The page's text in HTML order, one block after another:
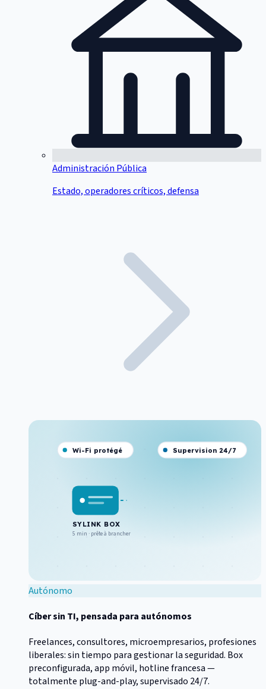
Administración Pública
Estado, operadores críticos, defensa
SYLINK BOX
5 min · prête à brancher
Wi-Fi protégé Supervision 24/7
Autónomo
Cíber sin TI, pensada para autónomos
Freelances, consultores, microempresarios, profesiones
liberales: sin tiempo para gestionar la seguridad. Box
preconfigurada, app móvil, hotline francesa —
totalmente plug-and-play, supervisado 24/7.